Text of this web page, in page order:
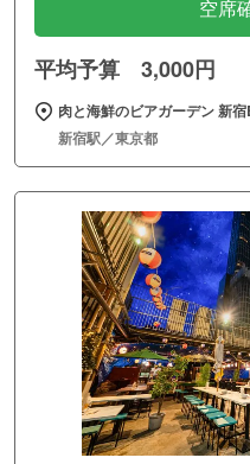
空席
平均予算 3,000円
肉と海鮮のビアガーデン 新
新宿駅／東京都